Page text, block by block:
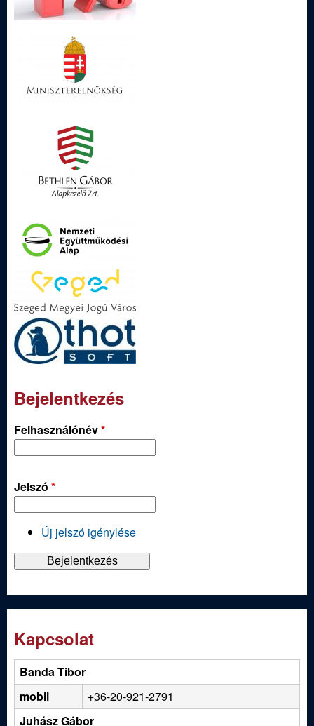
Bejelentkezés
Felhasználónév*
Jelszó *
Új jelszó igénylése
Kapcsolat
Banda Tibor
mobil
+36-20-921-2791
Juhász Gábor